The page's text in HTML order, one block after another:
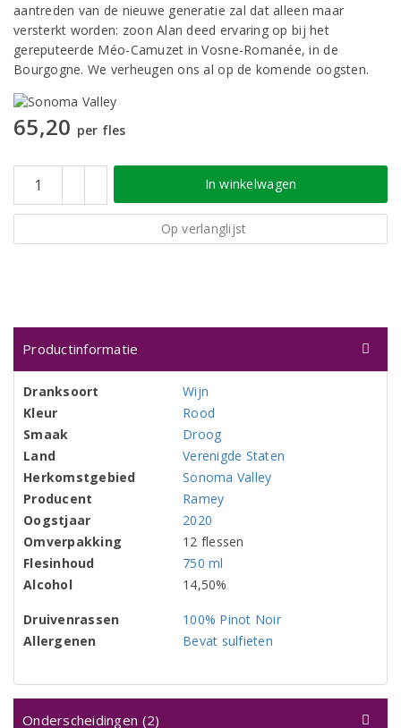
aantreden van de nieuwe generatie zal dat alleen maar
versterkt worden: zoon Alan deed ervaring op bij het
gereputeerde Méo-Camuzet in Vosne-Romanée, in de
Bourgogne. We verheugen ons al op de komende oogsten.
65,20 per fles
In winkelwagen
Op verlanglijst
Productinformatie
Dranksoort
Wijn
Kleur
Rood
Smaak
Droog
Land
Verenigde Staten
Herkomstgebied
Sonoma Valley
Producent
Ramey
Oogstjaar
2020
Omverpakking
12 flessen
Flesinhoud
750 ml
Alcohol
14,50%
Druivenrassen
100% Pinot Noir
Allergenen
Bevat sulfieten
Onderscheidingen (2)